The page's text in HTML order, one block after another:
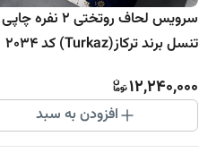
سرویس لحاف روتختی 2 نفره چاپی
تنسل برند ترکاز(Turkaz) کد 2034
12,240,000
افزودن به سبد